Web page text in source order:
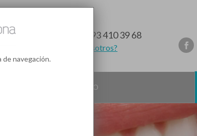
93 410 39 68
¿Te llamamos nosotros?
CONTACTO
navegación.